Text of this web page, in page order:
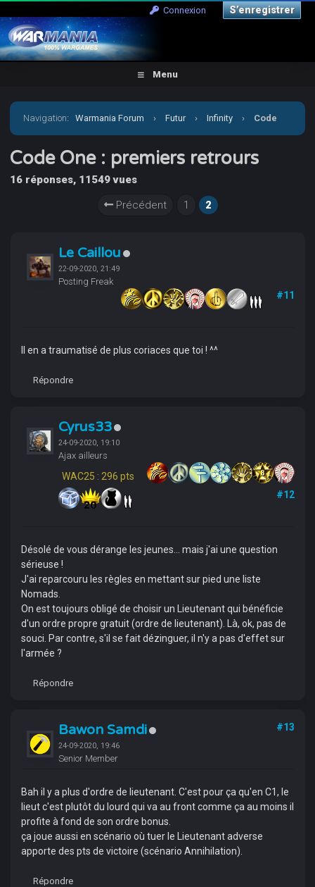
Connexion S’enregistrer
Menu
Navigation:Warmania Forum › Futur › Infinity › Code
One : premiers retrours
Code One : premiers retrours
16 réponses, 11549 vues
Précédent
1 2
Le Caillou
22-09-2020, 21:49
Posting Freak
#11
Il en a traumatisé de plus coriaces que toi ! ^^
Répondre
Cyrus33
24-09-2020, 19:10
Ajax ailleurs
WAC25 : 296 pts
#12
Désolé de vous dérange les jeunes... mais j'ai une question
sérieuse !
J'ai reparcouru les règles en mettant sur pied une liste
Nomads.
On est toujours obligé de choisir un Lieutenant qui bénéficie
d'un ordre propre gratuit (ordre de lieutenant). Là, ok, pas de
souci. Par contre, s'il se fait dézinguer, il n'y a pas d'effet sur
l'armée ?
Répondre
Bawon Samdi
24-09-2020, 19:46
Senior Member
#13
Bah il y a plus d'ordre de lieutenant. C'est pour ça qu'en C1, le
lieut c'est plutôt du lourd qui va au front comme ça au moins il
profite à fond de son ordre bonus.
ça joue aussi en scénario où tuer le Lieutenant adverse
apporte des pts de victoire (scénario Annihilation).
Répondre